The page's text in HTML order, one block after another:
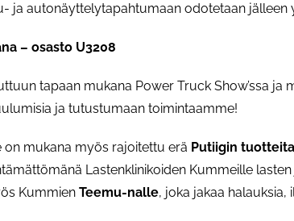
ja autonäyttelytapahtumaan odotetaan jälleen
– osasto U3208
tapaan mukana Power Truck Show’ssa
ja tutustumaan toimintaamme!
on mukana myös rajoitettu erä Putiigin tuotteita
Lastenklinikoiden Kummeille
Kummien Teemu-nalle, joka jakaa halauksia,